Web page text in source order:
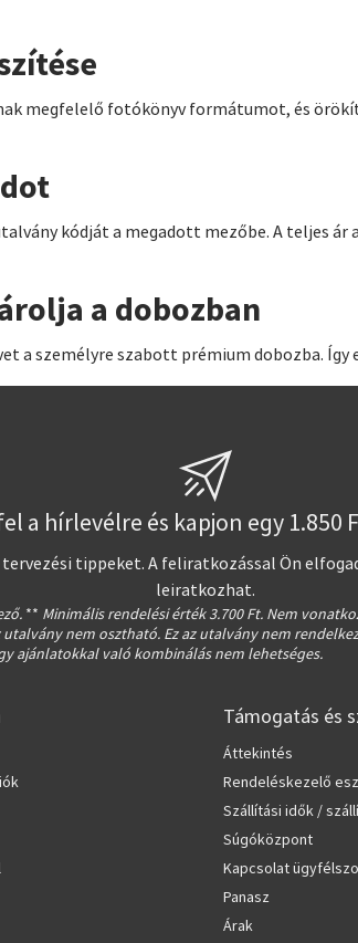
megfelelő fotókönyv formátumot, és
kódját a megadott mezőbe. A teljes
a dobozban
a személyre szabott prémium dobozba. Így
a hírlevélre és kapjon egy 1.850
tippeket. A feliratkozással Ön
leiratkozhat.
** Minimális rendelési érték 3.700 Ft. Nem
utalvány nem osztható. Ez az utalvány nem
ajánlatokkal való kombinálás nem lehetséges.
Támogatás és
Áttekintés
Rendeléskezelő
Szállítási idők /
Súgóközpont
Kapcsolat
Panasz
Árak